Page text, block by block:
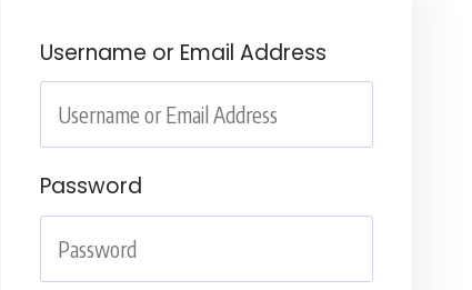
Username or Email Address
Password